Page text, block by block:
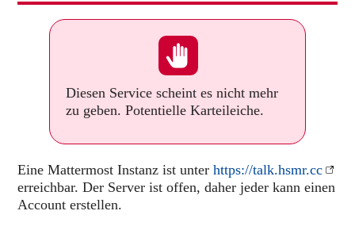
Diesen Service scheint es nicht mehr
zu geben. Potentielle Karteileiche.
Eine Mattermost Instanz ist unterhttps://talk.hsmr.cc
erreichbar. Der Server ist offen, daher jeder kann einen
Account erstellen.